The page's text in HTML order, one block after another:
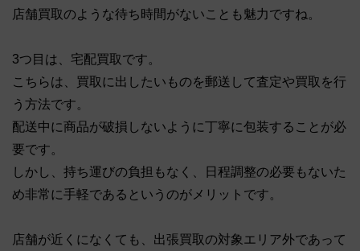
店舗買取のような待ち時間がないことも魅力ですね。
3つ目は、宅配買取です。
こちらは、買取に出したいものを郵送して査定や買取を行
う方法です。
配送中に商品が破損しないように丁寧に包装することが必
要です。
しかし、持ち運びの負担もなく、日程調整の必要もないた
め非常に手軽であるというのがメリットです。
店舗が近くになくても、出張買取の対象エリア外であって